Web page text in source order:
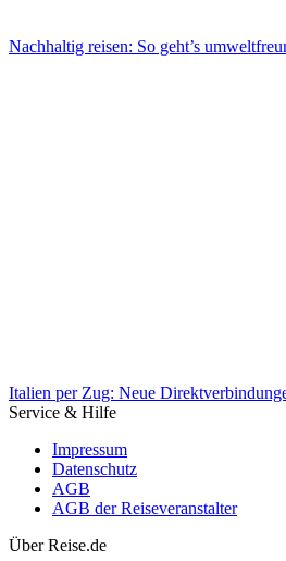
Nachhaltig reisen: So geht’s
Italien per Zug: Neue
Italien per Zug: Neue
Service & Hilfe
Impressum
Datenschutz
AGB
AGB der Reiseveranstalter
Über Reise.de